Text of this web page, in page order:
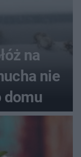
na
nie
domu